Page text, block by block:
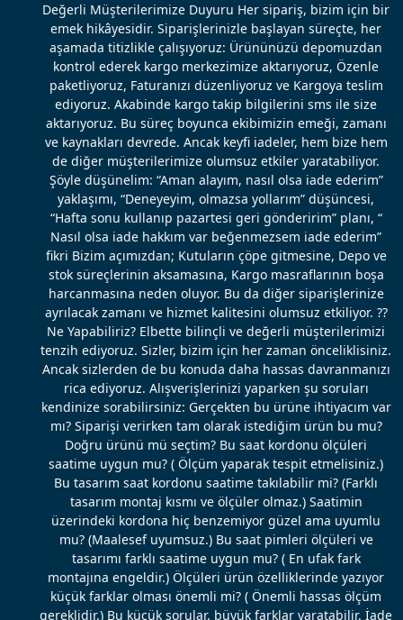
Değerli Müşterilerimize Duyuru Her sipariş, bizim için bir
emek hikâyesidir. Siparişlerinizle başlayan süreçte, her
aşamada titizlikle çalışıyoruz: Ürününüzü depomuzdan
kontrol ederek kargo merkezimize aktarıyoruz, Özenle
paketliyoruz, Faturanızı düzenliyoruz ve Kargoya teslim
ediyoruz. Akabinde kargo takip bilgilerini sms ile size
aktarıyoruz. Bu süreç boyunca ekibimizin emeği, zamanı
ve kaynakları devrede. Ancak keyfi iadeler, hem bize hem
de diğer müşterilerimize olumsuz etkiler yaratabiliyor.
Şöyle düşünelim: “Aman alayım, nasıl olsa iade ederim”
yaklaşımı, “Deneyeyim, olmazsa yollarım” düşüncesi,
“Hafta sonu kullanıp pazartesi geri gönderirim” planı, “
Nasıl olsa iade hakkım var beğenmezsem iade ederim”
fikri Bizim açımızdan; Kutuların çöpe gitmesine, Depo ve
stok süreçlerinin aksamasına, Kargo masraflarının boşa
harcanmasına neden oluyor. Bu da diğer siparişlerinize
ayrılacak zamanı ve hizmet kalitesini olumsuz etkiliyor. ??
Ne Yapabiliriz? Elbette bilinçli ve değerli müşterilerimizi
tenzih ediyoruz. Sizler, bizim için her zaman önceliklisiniz.
Ancak sizlerden de bu konuda daha hassas davranmanızı
rica ediyoruz. Alışverişlerinizi yaparken şu soruları
kendinize sorabilirsiniz: Gerçekten bu ürüne ihtiyacım var
mı? Siparişi verirken tam olarak istediğim ürün bu mu?
Doğru ürünü mü seçtim? Bu saat kordonu ölçüleri
saatime uygun mu? ( Ölçüm yaparak tespit etmelisiniz.)
Bu tasarım saat kordonu saatime takılabilir mi? (Farklı
tasarım montaj kısmı ve ölçüler olmaz.) Saatimin
üzerindeki kordona hiç benzemiyor güzel ama uyumlu
mu? (Maalesef uyumsuz.) Bu saat pimleri ölçüleri ve
tasarımı farklı saatime uygun mu? ( En ufak fark
montajına engeldir.) Ölçüleri ürün özelliklerinde yazıyor
küçük farklar olması önemli mi? ( Önemli hassas ölçüm
gereklidir.) Bu küçük sorular, büyük farklar yaratabilir. İade